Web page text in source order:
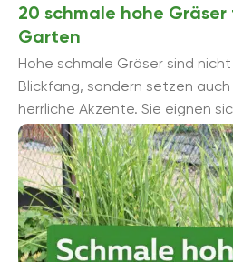
20 schmale hohe Gräser
Garten
Hohe schmale Gräser sind
Blickfang, sondern setzen
herrliche Akzente. Sie eignen
Wuchshöhe als Solitärpflanzen